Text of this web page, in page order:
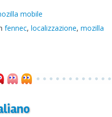
mobile
fennec, localizzazione, mozilla